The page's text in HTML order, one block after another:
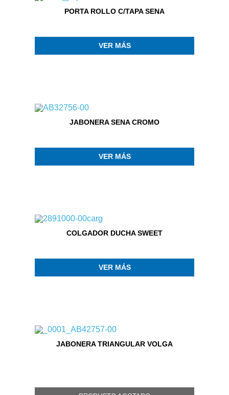
PORTA ROLLO C/TAPA SENA
VER MÁS
JABONERA SENA CROMO
VER MÁS
COLGADOR DUCHA SWEET
VER MÁS
JABONERA TRIANGULAR VOLGA